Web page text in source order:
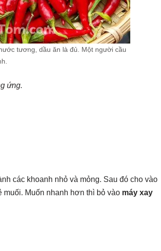
tương, dầu ăn là đủ. Một người cầu
ứng.
các khoanh nhỏ và mỏng. Sau đó cho vào
Muốn nhanh hơn thì bỏ vào máy xay